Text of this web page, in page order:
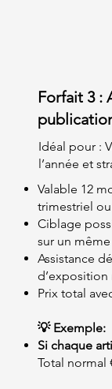
Forfait 3 :
Idéal pour :
l’année et
Valable 12
trimestriel
Ciblage
sur un
Assistance
Prix total
💡 Exemple:
Si chaque
Total normal